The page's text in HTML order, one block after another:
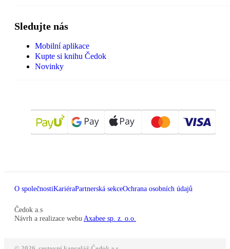
Sledujte nás
Mobilní aplikace
Kupte si knihu Čedok
Novinky
O společnostiKariéraPartnerská sekceOchrana osobních údajů
Čedok a.s
Návrh a realizace webu Axabee sp. z. o.o.